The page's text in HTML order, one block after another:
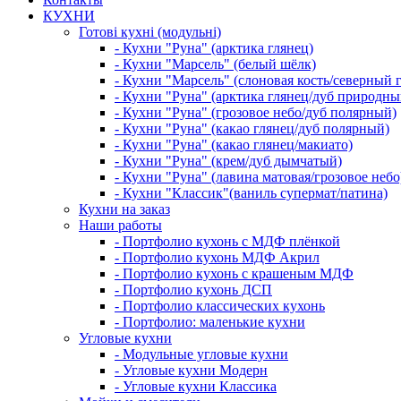
КУХНИ
Готові кухні (модульні)
- Кухни "Руна" (арктика глянец)
- Кухни "Марсель" (белый шёлк)
- Кухни "Марсель" (слоновая кость/северный
- Кухни "Руна" (арктика глянец/дуб
- Кухни "Руна" (грозовое небо/дуб полярный)
- Кухни "Руна" (какао глянец/дуб полярный)
- Кухни "Руна" (какао глянец/макиато)
- Кухни "Руна" (крем/дуб дымчатый)
- Кухни "Руна" (лавина матовая/грозовое
- Кухни "Классик"(ваниль супермат/патина)
Кухни на заказ
Наши работы
- Портфолио кухонь с МДФ плёнкой
- Портфолио кухонь МДФ Акрил
- Портфолио кухонь с крашеным МДФ
- Портфолио кухонь ДСП
- Портфолио классических кухонь
- Портфолио: маленькие кухни
Угловые кухни
- Модульные угловые кухни
- Угловые кухни Модерн
- Угловые кухни Классика